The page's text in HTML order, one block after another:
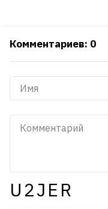
Комментариев: 0
U2JER